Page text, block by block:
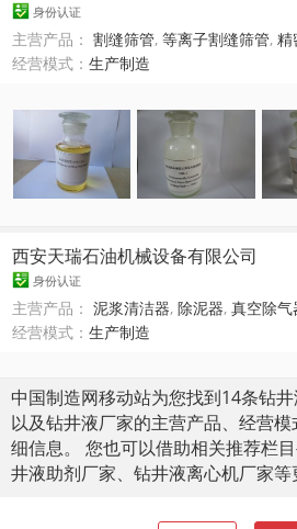
身份认证
主营产品：割缝筛管,等离子割缝筛管,精
经营模式：生产制造
西安天瑞石油机械设备有限公司
身份认证
主营产品：泥浆清洁器,除泥器,真空除气
经营模式：生产制造
中国制造网移动站为您找到14条钻
以及钻井液厂家的主营产品、经营
细信息。 您也可以借助相关推荐栏
井液助剂厂家、钻井液离心机厂家等